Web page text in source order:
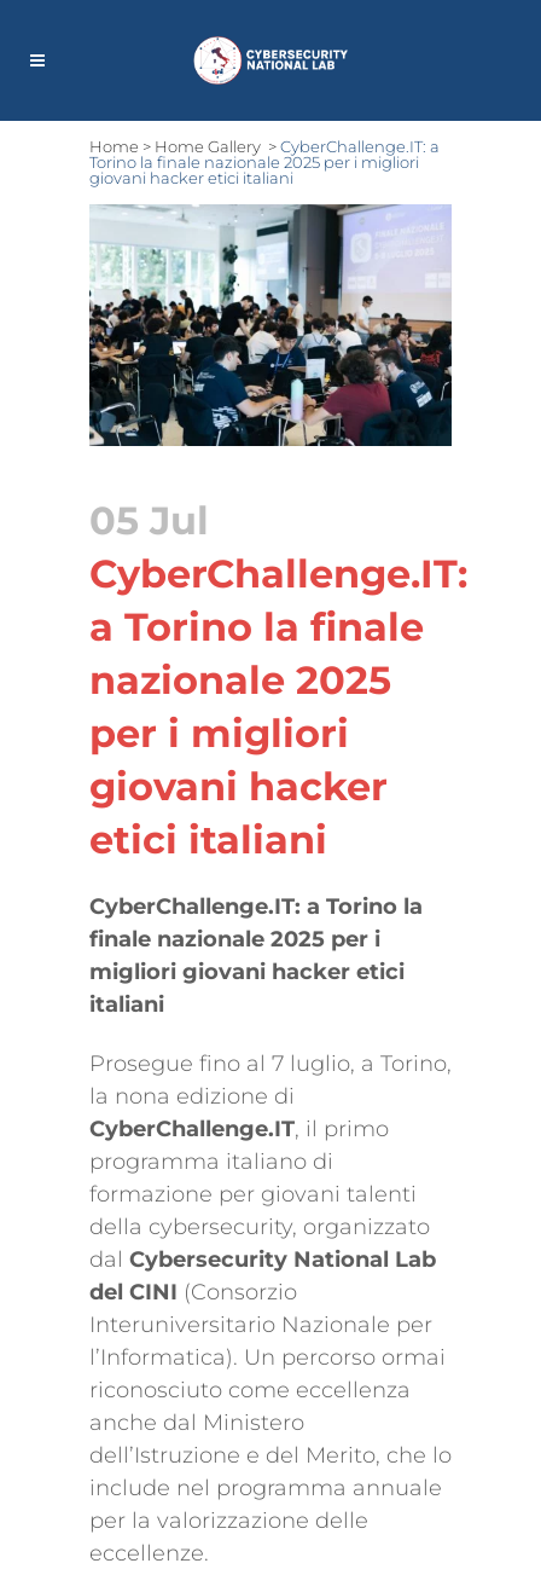
Home > Home Gallery >CyberChallenge.IT: a
Torino la finale nazionale 2025 per i migliori
giovani hacker etici italiani
05 Jul
CyberChallenge.IT:
a Torino la finale
nazionale 2025
per i migliori
giovani hacker
etici italiani
CyberChallenge.IT: a Torino la
finale nazionale 2025 per i
migliori giovani hacker etici
italiani
Prosegue fino al 7 luglio, a Torino,
la nona edizione di
CyberChallenge.IT, il primo
programma italiano di
formazione per giovani talenti
della cybersecurity, organizzato
dal Cybersecurity National Lab
del CINI (Consorzio
Interuniversitario Nazionale per
l’Informatica). Un percorso ormai
riconosciuto come eccellenza
anche dal Ministero
dell’Istruzione e del Merito, che lo
include nel programma annuale
per la valorizzazione delle
eccellenze.